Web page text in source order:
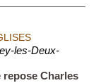
les-Deux-
repose Charles